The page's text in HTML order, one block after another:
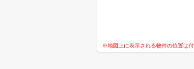
※地図上に表示される物件の位置は